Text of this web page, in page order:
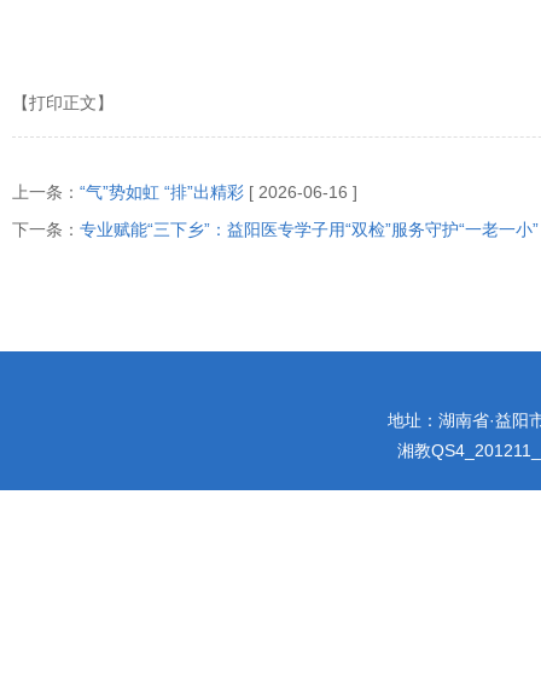
【打印正文】
上一条： “气”势如虹 “排”出精彩 [ 2026-06-16 ]
下一条： 专业赋能“三下乡”：益阳医专学子用“双检”服务守护“一老一小”
地址：湖南省·益阳
湘教